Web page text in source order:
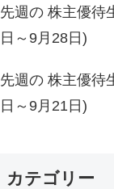
先週の 株主優待
日～9月28日)
先週の 株主優待
日～9月21日)
カテゴリー